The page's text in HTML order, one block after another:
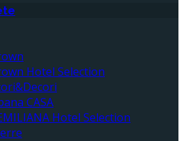
Hotel Selection
CASA
Hotel Selection